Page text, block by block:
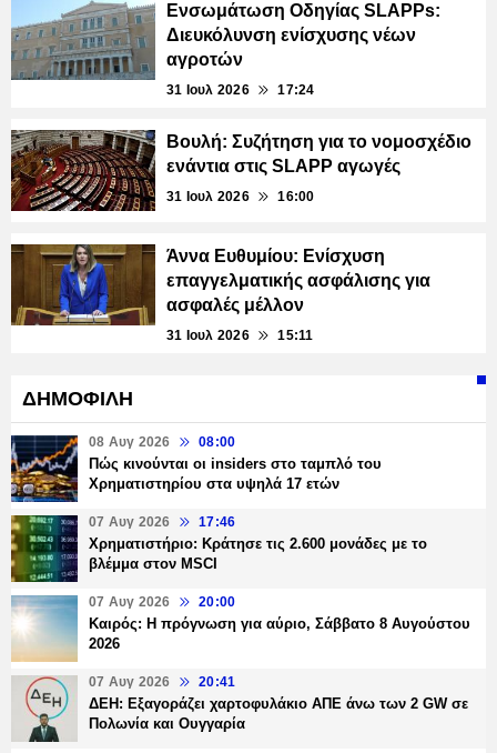
Ενσωμάτωση Οδηγίας SLAPPs:
Διευκόλυνση ενίσχυσης νέων
αγροτών
31 Ιουλ 2026 17:24
Βουλή: Συζήτηση για το νομοσχέδιο
ενάντια στις SLAPP αγωγές
31 Ιουλ 2026 16:00
Άννα Ευθυμίου: Ενίσχυση
επαγγελματικής ασφάλισης για
ασφαλές μέλλον
31 Ιουλ 2026 15:11
ΔΗΜΟΦΙΛΗ
08 Αυγ 2026 08:00
Πώς κινούνται οι insiders στο ταμπλό του
Χρηματιστηρίου στα υψηλά 17 ετών
07 Αυγ 2026 17:46
Χρηματιστήριο: Κράτησε τις 2.600 μονάδες με το
βλέμμα στον MSCI
07 Αυγ 2026 20:00
Καιρός: Η πρόγνωση για αύριο, Σάββατο 8 Αυγούστου
2026
07 Αυγ 2026 20:41
ΔΕΗ: Εξαγοράζει χαρτοφυλάκιο ΑΠΕ άνω των 2 GW σε
Πολωνία και Ουγγαρία